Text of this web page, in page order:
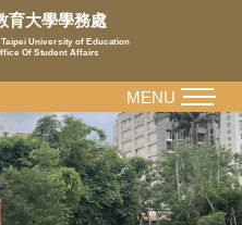
育大學學務處
University of Education
Of Student Affairs
MENU